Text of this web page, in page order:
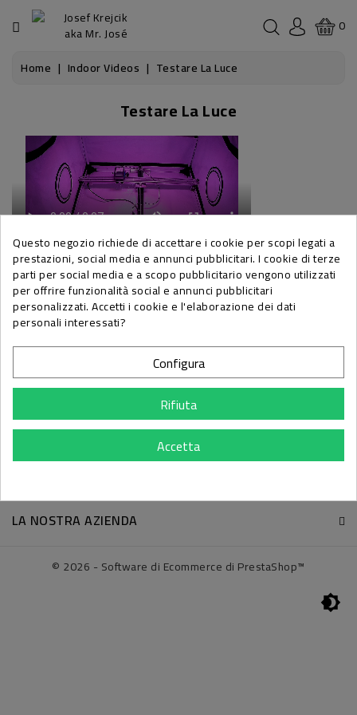
CATEGORIA
LIBRI
VENDITORI
BIO
PODCAST
PER
CSC
0
Home Indoor Videos Testare La Luce
Testare La Luce
INFORMAZIONI SUI CONTATTI
IL TUO ACCOUNT
LINKS
LA NOSTRA AZIENDA
© 2026 - Software di Ecommerce di PrestaShop™
Questo negozio richiede di accettare i cookie per scopi legati a
prestazioni, social media e annunci pubblicitari. I cookie di terze
parti per social media e a scopo pubblicitario vengono utilizzati
per offrire funzionalità social e annunci pubblicitari
personalizzati. Accetti i cookie e l'elaborazione dei dati
personali interessati?
Configura
Rifiuta
Accetta